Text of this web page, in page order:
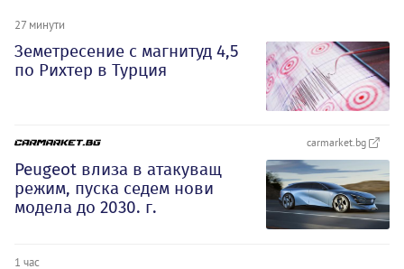
27 минути
Земетресение с магнитуд 4,5
по Рихтер в Турция
carmarket.bg
Peugeot влиза в атакуващ
режим, пуска седем нови
модела до 2030. г.
1 час